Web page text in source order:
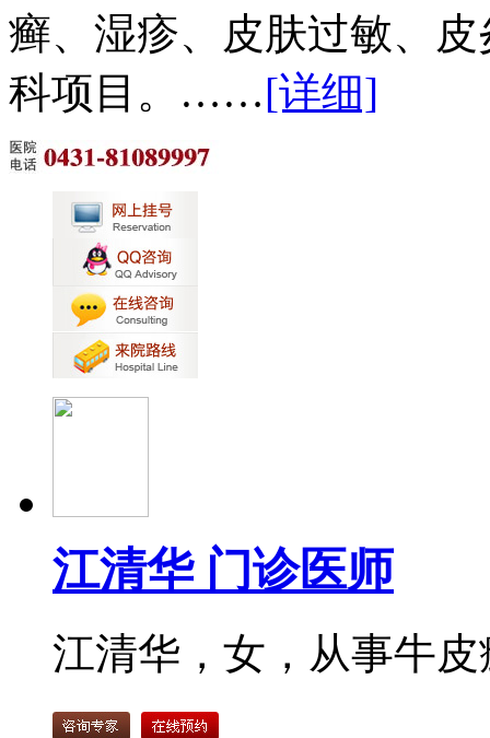
癣、湿疹、皮肤过敏、
科项目。……[详细]
江清华 门诊医师
江清华，女，从事牛